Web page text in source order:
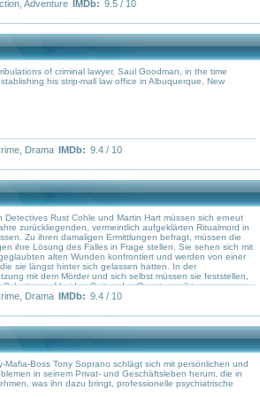
Adventure IMDb: 9.5 / 10
of criminal lawyer, Saul Goodman, in the time
his strip-mall law office in Albuquerque, New
Drama IMDb: 9.4 / 10
Detectives Rust Cohle und Martin Hart müssen sich erneut
zurückliegenden, vermeintlich aufgeklärten Ritualmord in
Zu ihren damaligen Ermittlungen befragt, müssen die
ihre Lösung des Falles in Frage stellen. Sie sehen sich mit
alten Wunden konfrontiert und werden von einer
sie längst hinter sich gelassen hatten. In der
mit dem Mörder und sich selbst müssen sie feststellen,
Schatten auf beiden Seiten des Gesetzes gibt.
Drama IMDb: 9.4 / 10
Mafia-Boss Tony Soprano schlägt sich mit persönlichen und
in seinem Privat- und Geschäftsleben herum, die in
was ihn dazu bringt, professionelle psychiatrische